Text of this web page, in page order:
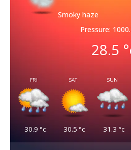
Smoky haze
Pressure:
28.5
FRI
30.9 °c
SAT
30.5 °c
SUN
31.3 °c